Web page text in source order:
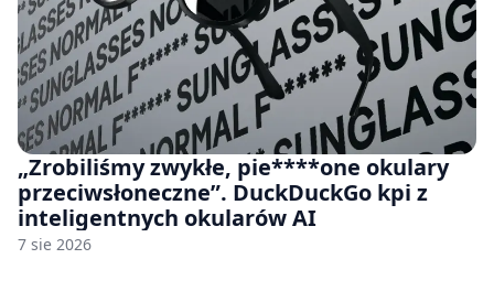
„Zrobiliśmy zwykłe, pie****one okulary
przeciwsłoneczne”. DuckDuckGo kpi z
inteligentnych okularów AI
7 sie 2026